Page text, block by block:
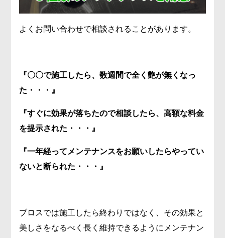
よくお問い合わせで相談されることがあります。
『〇〇で施工したら、数週間で全く艶が無くなっ
た・・・』
『すぐに効果が落ちたので相談したら、高額な料金
を提示された・・・ 』
『一年経ってメンテナンスをお願いしたらやってい
ないと断られた・・・』
ブロスでは施工したら終わりではなく、その効果と
美しさをなるべく長く維持できるようにメンテナン